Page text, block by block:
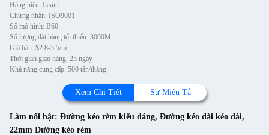
Hàng hiệu: Iksun
Chứng nhận: ISO9001
Số mô hình: B60
Số lượng đặt hàng tối thiểu: 3000M
Giá bán: $2.8-3.5/m
Thời gian giao hàng: 25 ngày
Khả năng cung cấp: 500 tấn/tháng
Xem Chi Tiết Sự Miêu Tả
Làm nổi bật: Đường kéo rèm kiểu dáng, Đường kéo dài kéo dài,
22mm Đường kéo rèm